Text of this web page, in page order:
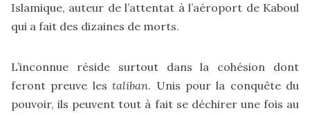
Islamique, auteur de l’attentat à l’aéroport de Kaboul
qui a fait des dizaines de morts.
L’inconnue réside surtout dans la cohésion dont
feront preuve lestaliban. Unis pour la conquête du
pouvoir, ils peuvent tout à fait se déchirer une fois au